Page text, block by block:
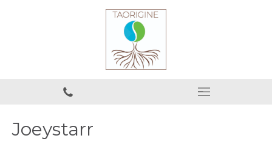
Joeystarr